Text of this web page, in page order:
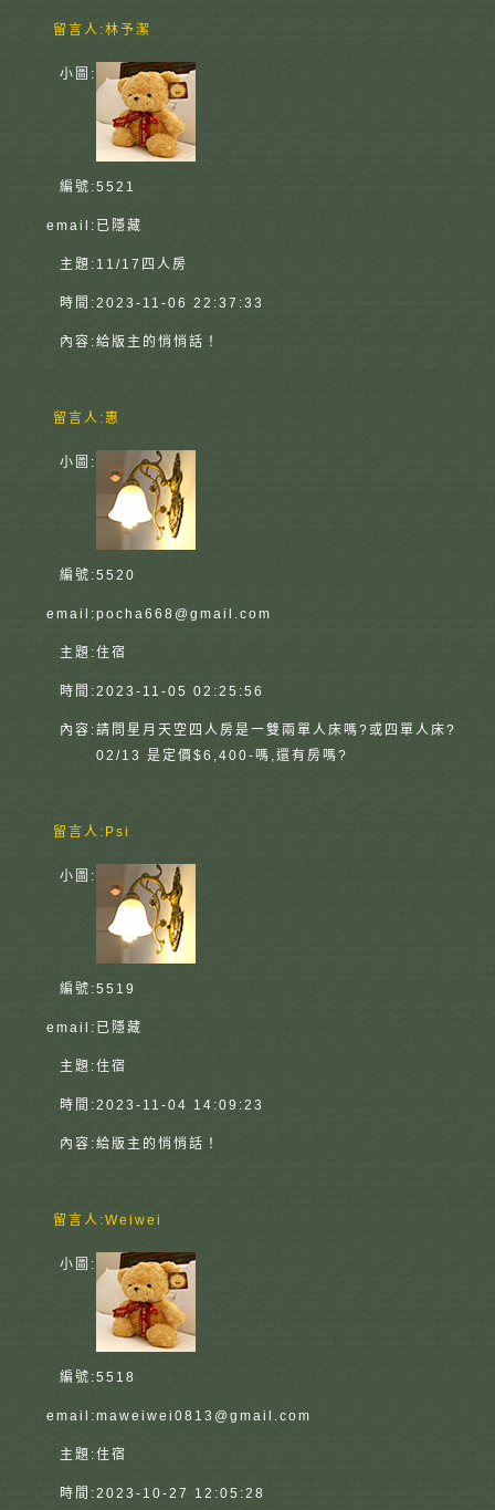
留言人:林予潔
小圖:
編號:5521
email: 已隱藏
主題: 11/17四人房
時間:2023-11-06 22:37:33
內容:給版主的悄悄話！
留言人: 惠
小圖:
編號:5520
email:pocha668@gmail.com
主題:住宿
時間:2023-11-05 02:25:56
內容:請問星月天空四人房是一雙兩單人床嗎?或四單人床?
02/13 是定價$6,400-嗎,還有房嗎?
留言人: Psi
小圖:
編號:5519
email: 已隱藏
主題:住宿
時間:2023-11-04 14:09:23
內容:給版主的悄悄話！
留言人:Weiwei
小圖:
編號:5518
email:maweiwei0813@gmail.com
主題:住宿
時間:2023-10-27 12:05:28